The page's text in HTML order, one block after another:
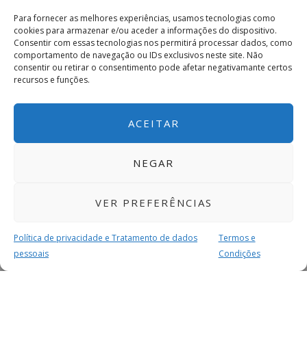
Para fornecer as melhores experiências, usamos tecnologias como
cookies para armazenar e/ou aceder a informações do dispositivo.
Consentir com essas tecnologias nos permitirá processar dados, como
comportamento de navegação ou IDs exclusivos neste site. Não
consentir ou retirar o consentimento pode afetar negativamante certos
recursos e funções.
ACEITAR
NEGAR
VER PREFERÊNCIAS
Política de privacidade e Tratamento de dados
pessoais
Termos e
Condições